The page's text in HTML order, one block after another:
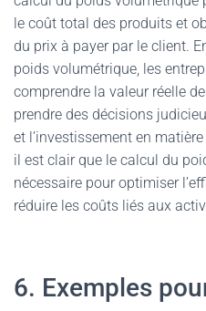
le coût total des produits et
du prix à payer par le client.
poids volumétrique, les
comprendre la valeur réelle
prendre des décisions
et l’investissement en
il est clair que le calcul du
nécessaire pour optimiser
réduire les coûts liés aux
6. Exemples